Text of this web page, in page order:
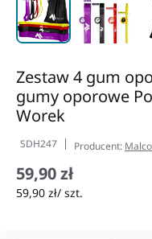
Zestaw 4 gum
gumy oporowe
Worek
SDH247 Producent:
59,90 zł
59,90 zł/ szt.